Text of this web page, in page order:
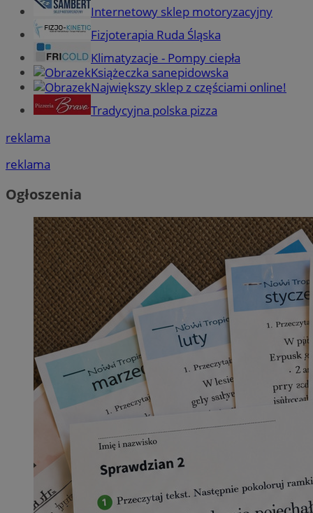
Internetowy sklep motoryzacyjny
Fizjoterapia Ruda Śląska
Klimatyzacje - Pompy ciepła
Książeczka sanepidowska
Największy sklep z częściami online!
Tradycyjna polska pizza
reklama
reklama
Ogłoszenia